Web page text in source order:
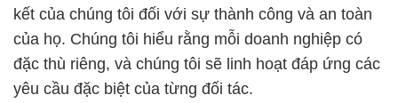
kết của chúng tôi đối với sự thành công và an toàn
của họ. Chúng tôi hiểu rằng mỗi doanh nghiệp có
đặc thù riêng, và chúng tôi sẽ linh hoạt đáp ứng các
yêu cầu đặc biệt của từng đối tác.